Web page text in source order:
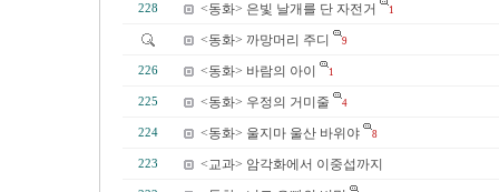
228 <동화> 은빛 날개를 단 자전거 1
<동화> 까망머리 주디 9
226 <동화> 바람의 아이 1
225 <동화> 우정의 거미줄 4
224 <동화> 울지마 울산 바위야 8
223 <교과> 암각화에서 이중섭까지